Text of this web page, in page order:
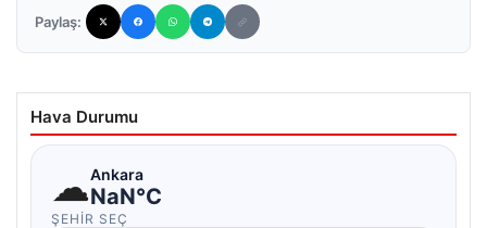
Paylaş:
Hava Durumu
☁Ankara
NaN°C
ŞEHIR SEÇ